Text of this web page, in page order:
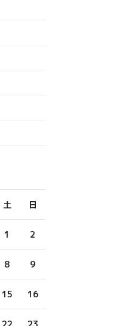
土 日
1 2
8 9
15 16